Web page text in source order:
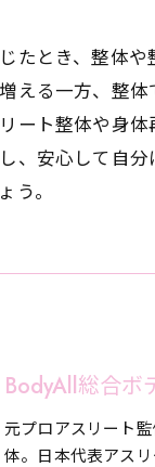
たとき、整体
える一方、整
ート整体や身
、安心して自
う。
BodyAll総合ボ
元プロアスリート
体。日本代表アス